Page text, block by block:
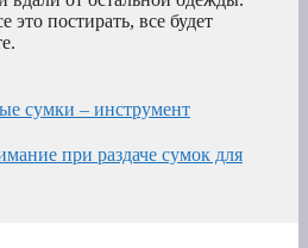
это постирать, все будет
сумки – инструмент
при раздаче сумок для